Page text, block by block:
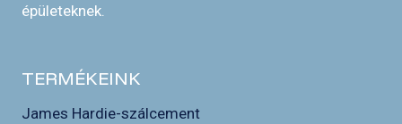
épületeknek.
TERMÉKEINK
James Hardie-szálcement